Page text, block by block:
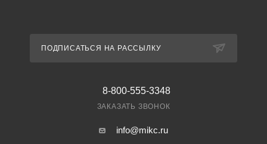
ПОДПИСАТЬСЯ НА РАССЫЛКУ
8-800-555-3348
ЗАКАЗАТЬ ЗВОНОК
info@mikc.ru